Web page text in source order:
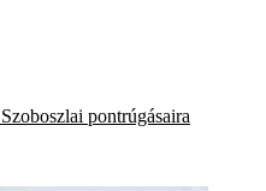
pontrúgásaira